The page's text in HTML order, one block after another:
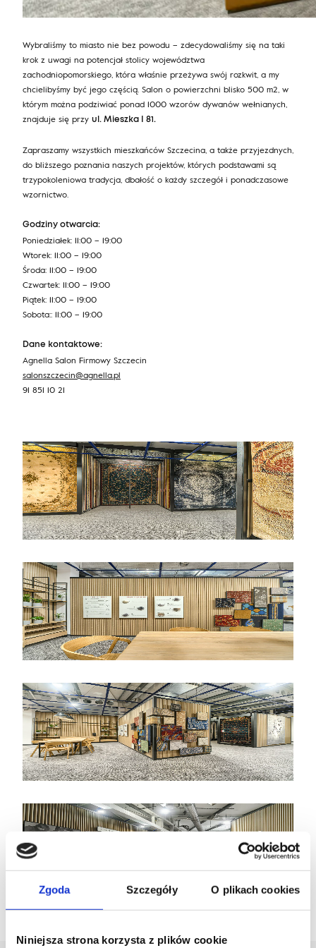
Zgoda Szczegóły O plikach cookies
Niniejsza strona korzysta z plików cookie
Studium pravidel kasinových her prostřednictvím knih
nabízí strukturovaný a komplexní přístup ke zvládnutí
různých herních technik, strategií a etikety. Knihy se
často zabývají složitostí her https://www.kempy-
chaty.cz/turistika/uceni-se-pravidlum-kasinovych-her-
prostrednictvim-e-knih, jako je poker, blackjack a
ruleta, a poskytují čtenářům hlubší porozumění a
metodické učení lze přirovnat k vynikajícímu
řemeslnému zpracování prvotřídních vlněných
koberců Agnella, kde každý kus odráží směs tradice a
inovace. Stejně jako zvládnutí kasinových her
Agnella pečlivě kombinují moderní a klasické vzory a
vytvářejí originální a vysoce kvalitní koberce, které
uspokojí různé estetické preference. Škála vzorů,
která zahrnuje moderní i tradiční styly, odráží různé
strategie a nuance přítomné v různých kasinových
hrách. Každý koberec svým jedinečným vzorem a
kvalitou vypráví příběh podobný fascinujícím
příběhům, které lze nalézt v kasinové literatuře.
Wybraliśmy to miasto nie bez powodu – zdecydowaliśmy się na taki
krok z uwagi na potencjał stolicy województwa
zachodniopomorskiego, która właśnie przeżywa swój rozkwit, a my
chcielibyśmy być jego częścią. Salon o powierzchni blisko 500 m2, w
którym można podziwiać ponad 1000 wzorów dywanów wełnianych,
znajduje się przy ul. Mieszka I 81.
Zapraszamy wszystkich mieszkańców Szczecina, a także przyjezdnych,
do bliższego poznania naszych projektów, których podstawami są
trzypokoleniowa tradycja, dbałość o każdy szczegół i ponadczasowe
wzornictwo.
Godziny otwarcia:
Poniedziałek: 11:00 – 19:00
Wtorek: 11:00 – 19:00
Środa: 11:00 – 19:00
Czwartek: 11:00 – 19:00
Piątek: 11:00 – 19:00
Sobota:: 11:00 – 19:00
Dane kontaktowe:
Agnella Salon Firmowy Szczecin
salonszczecin@agnella.pl
91 851 10 21